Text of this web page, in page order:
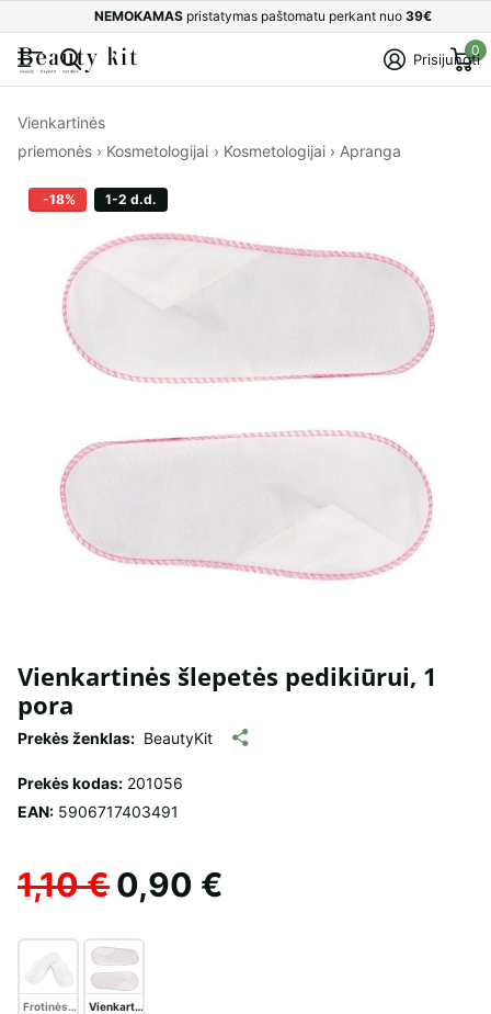
NEMOKAMAS pristatymas paštomatu perkant nuo 39€
Prisijungti
0
Vienkartinės
priemonės › Kosmetologijai › Kosmetologijai › Apranga
-18% 1-2 d.d.
Vienkartinės šlepetės pedikiūrui, 1
pora
Prekės ženklas: BeautyKit
Prekės kodas: 201056
EAN: 5906717403491
1,10 €0,90 €
Frotinės šlepetės baltos spalvos
Vienkartinės šlepetės pedikiūrui, 1 pora